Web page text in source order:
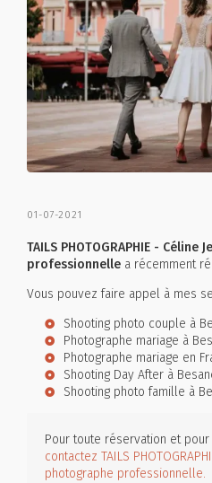
01-07-2021
TAILS PHOTOGRAPHIE - Céline
professionnelle a récemment
Vous pouvez faire appel à mes
Shooting photo couple à
Photographe mariage à
Photographe mariage en
Shooting Day After à
Shooting photo famille à
Pour toute réservation et
contactez TAILS
photographe professionnelle.